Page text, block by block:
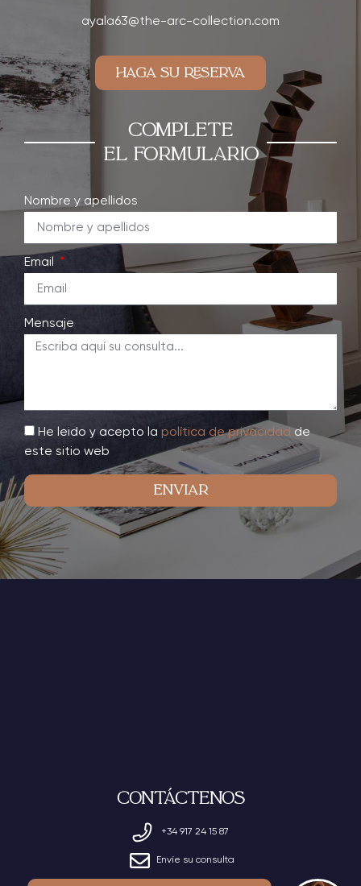
Complete
el formulArIo
Nombre y apellidos
Email
Mensaje
He leido y acepto la política de privacidad de
este sitio web
Enviar
ayala63@the-arc-collection.com
Haga su reserva
Contáctenos
+34 917 24 15 87
Envíe su consulta